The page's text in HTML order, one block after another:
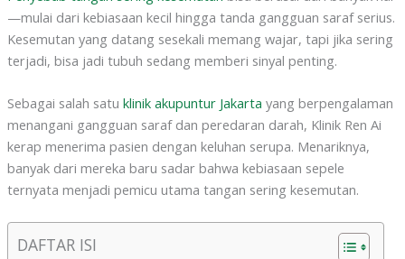
—mulai dari kebiasaan kecil hingga tanda gangguan saraf serius.
Kesemutan yang datang sesekali memang wajar, tapi jika sering
terjadi, bisa jadi tubuh sedang memberi sinyal penting.
Sebagai salah satu klinik akupuntur Jakarta yang berpengalaman
menangani gangguan saraf dan peredaran darah, Klinik Ren Ai
kerap menerima pasien dengan keluhan serupa. Menariknya,
banyak dari mereka baru sadar bahwa kebiasaan sepele
ternyata menjadi pemicu utama tangan sering kesemutan.
DAFTAR ISI